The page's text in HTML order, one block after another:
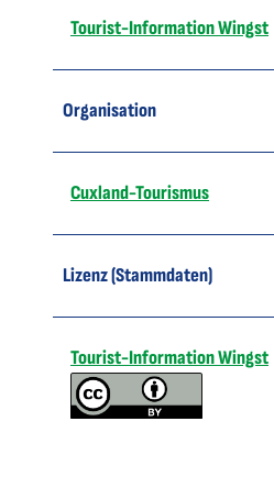
Tourist-Information Wingst
Organisation
Cuxland-Tourismus
Lizenz (Stammdaten)
Tourist-Information Wingst